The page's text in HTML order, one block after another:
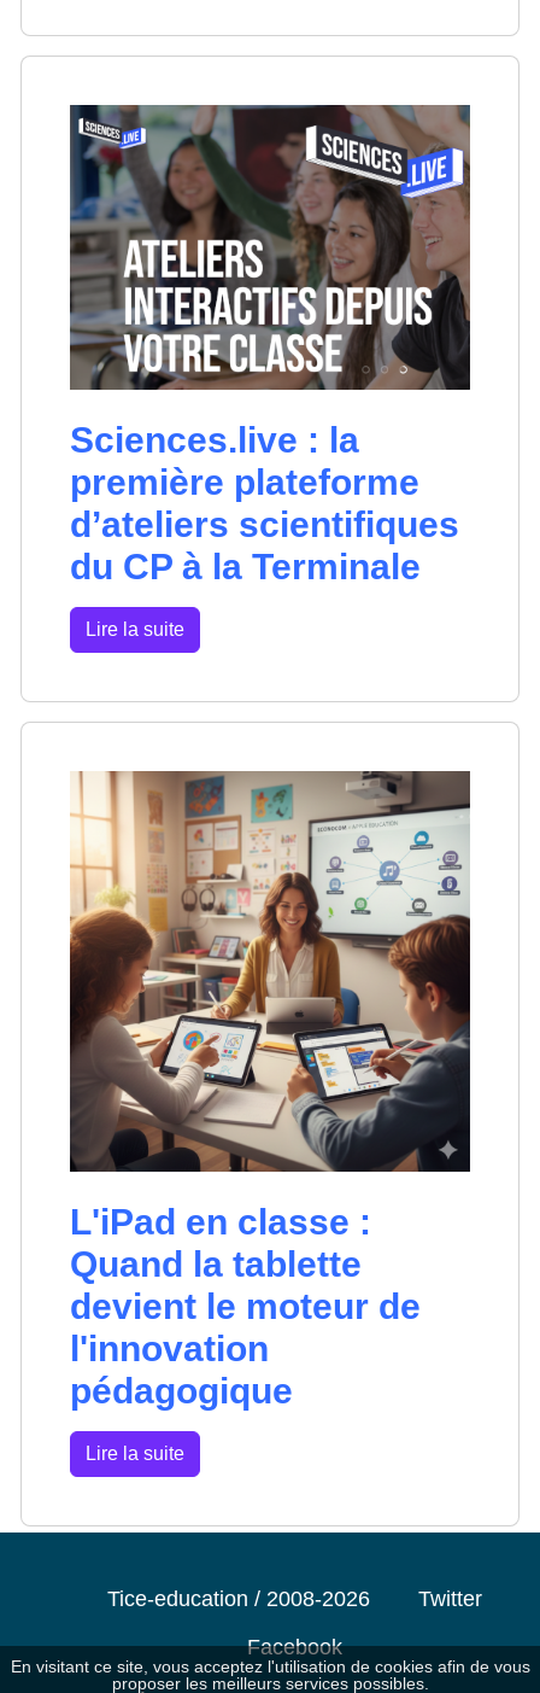
Sciences.live : la
première plateforme
d’ateliers scientifiques
du CP à la Terminale
Lire la suite
L'iPad en classe :
Quand la tablette
devient le moteur de
l'innovation
pédagogique
Lire la suite
Tice-education / 2008-2026
Twitter
Facebook
En visitant ce site, vous acceptez l'utilisation de cookies afin de vous
proposer les meilleurs services possibles.